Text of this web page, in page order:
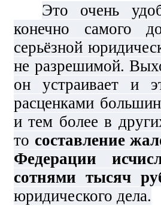
Это очень
конечно самого
серьёзной
не разрешимой.
он устраивает и
расценками
и тем более в
то составление
Федерации
сотнями тысяч
юридического дела.